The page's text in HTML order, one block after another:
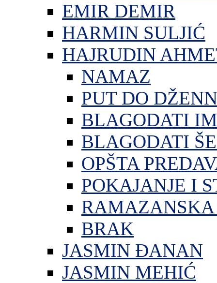
EMIR DEMIR
HARMIN SULJIĆ
HAJRUDIN
NAMAZ
PUT DO
BLAGODATI
BLAGODATI
OPŠTA
POKAJANJE I
RAMAZANSKA
BRAK
JASMIN ĐANAN
JASMIN MEHIĆ